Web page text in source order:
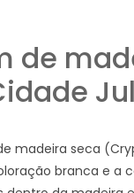
de
madeira seca
branca e a